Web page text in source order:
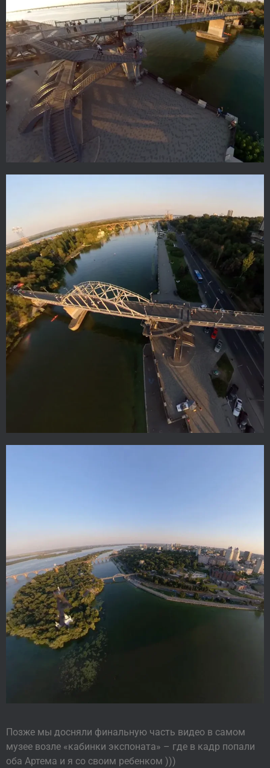
Позже мы досняли финальную часть видео в самом
музее возле «кабинки экспоната» – где в кадр попали
оба Артема и я со своим ребенком )))